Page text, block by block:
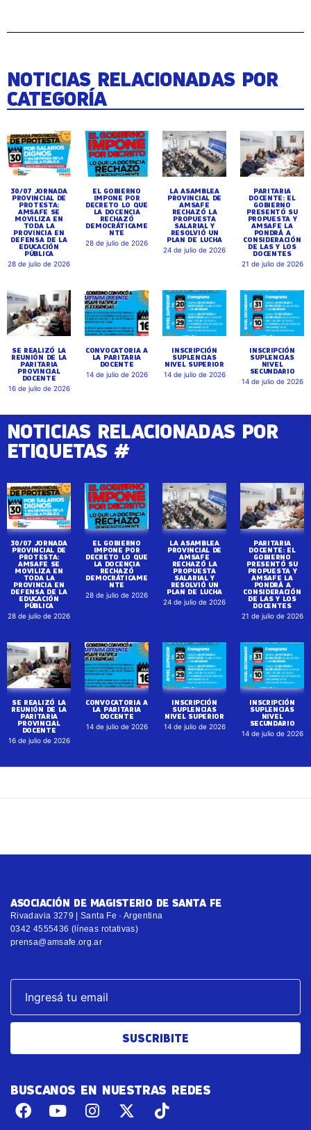
NOTICIAS RELACIONADAS POR
CATEGORÍA
30/07 JORNADA
PROVINCIAL DE
PROTESTA:
AMSAFE SE
MOVILIZA EN
TODA LA
PROVINCIA EN
DEFENSA DE LA
EDUCACIÓN
PÚBLICA
28 de julio de 2026
EL GOBIERNO
IMPONE POR
DECRETO LO QUE
LA DOCENCIA
RECHAZÓ
DEMOCRÁTICAME
NTE
28 de julio de 2026
LA ASAMBLEA
PROVINCIAL DE
AMSAFE
RECHAZÓ LA
PROPUESTA
SALARIAL Y
RESOLVIÓ UN
PLAN DE LUCHA
24 de julio de 2026
PARITARIA
DOCENTE: EL
GOBIERNO
PRESENTÓ SU
PROPUESTA Y
AMSAFE LA
PONDRÁ A
CONSIDERACIÓN
DE LAS Y LOS
DOCENTES
21 de julio de 2026
SE REALIZÓ LA
REUNIÓN DE LA
PARITARIA
PROVINCIAL
DOCENTE
16 de julio de 2026
CONVOCATORIA A
LA PARITARIA
DOCENTE
14 de julio de 2026
INSCRIPCIÓN
SUPLENCIAS
NIVEL SUPERIOR
14 de julio de 2026
INSCRIPCIÓN
SUPLENCIAS
NIVEL
SECUNDARIO
14 de julio de 2026
NOTICIAS RELACIONADAS POR
ETIQUETAS #
30/07 JORNADA
PROVINCIAL DE
PROTESTA:
AMSAFE SE
MOVILIZA EN
TODA LA
PROVINCIA EN
DEFENSA DE LA
EDUCACIÓN
PÚBLICA
28 de julio de 2026
EL GOBIERNO
IMPONE POR
DECRETO LO QUE
LA DOCENCIA
RECHAZÓ
DEMOCRÁTICAME
NTE
28 de julio de 2026
LA ASAMBLEA
PROVINCIAL DE
AMSAFE
RECHAZÓ LA
PROPUESTA
SALARIAL Y
RESOLVIÓ UN
PLAN DE LUCHA
24 de julio de 2026
PARITARIA
DOCENTE: EL
GOBIERNO
PRESENTÓ SU
PROPUESTA Y
AMSAFE LA
PONDRÁ A
CONSIDERACIÓN
DE LAS Y LOS
DOCENTES
21 de julio de 2026
SE REALIZÓ LA
REUNIÓN DE LA
PARITARIA
PROVINCIAL
DOCENTE
16 de julio de 2026
CONVOCATORIA A
LA PARITARIA
DOCENTE
14 de julio de 2026
INSCRIPCIÓN
SUPLENCIAS
NIVEL SUPERIOR
14 de julio de 2026
INSCRIPCIÓN
SUPLENCIAS
NIVEL
SECUNDARIO
14 de julio de 2026
ASOCIACIÓN DE MAGISTERIO DE SANTA FE
Rivadavia 3279 | Santa Fe · Argentina
0342 4555436 (líneas rotativas)
prensa@amsafe.org.ar
SUSCRIBITE
BUSCANOS EN NUESTRAS REDES